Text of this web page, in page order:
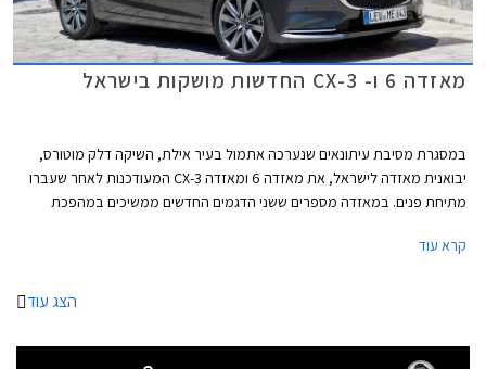
מאזדה 6 ו- CX-3 החדשות מושקות בישראל
במסגרת מסיבת עיתונאים שנערכה אתמול בעיר אילת, השיקה דלק מוטורס,
יבואנית מאזדה לישראל, את מאזדה 6 ומאזדה CX-3 המעודכנות לאחר שעברו
מתיחת פנים. במאזדה מספרים ששני הדגמים החדשים ממשיכים במהפכת
קרא עוד
הצג עוד